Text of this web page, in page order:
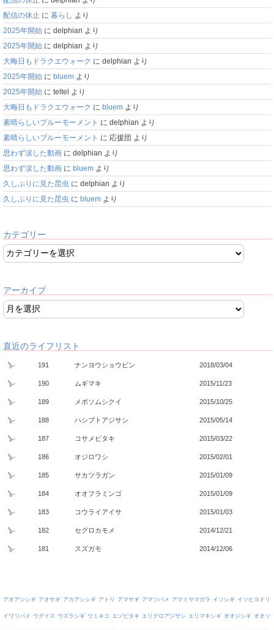
配信の休止 に 暮らし より
2025年開始 に delphian より
2025年開始 に delphian より
大晦日もドラクエウォーク に delphian より
2025年開始 に bluem より
2025年開始 に teltel より
大晦日もドラクエウォーク に bluem より
素晴らしいブルーモーメント に delphian より
素晴らしいブルーモーメント に 応援団 より
思わず涙した動画 に delphian より
思わず涙した動画 に bluem より
久しぶりに見た昆虫 に delphian より
久しぶりに見た昆虫 に bluem より
カテゴリー
アーカイブ
直近のライフリスト
191 ナンヨウショウビン 2018/03/04
190 ムギマキ 2015/11/23
189 メボソムシクイ 2015/10/25
188 ハシブトアジサシ 2015/05/14
187 コサメビタキ 2015/03/22
186 オジロワシ 2015/02/01
185 サカツラガン 2015/01/09
184 オオフラミンゴ 2015/01/09
183 コウライアイサ 2015/01/03
182 セグロカモメ 2014/12/21
181 スズガモ 2014/12/06
アオアシシギ アオサギ アカアシシギ アトリ アマサギ アマツバメ アマミヤマガラ イソシギ イソヒヨドリ
イワツバメ ウグイス ウズラシギ ウミネコ エゾビタキ エリグロアジサシ エリマキシギ オオジシギ オオソ